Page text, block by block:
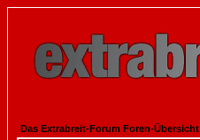
Das Extrabreit-Forum Foren-Übersicht